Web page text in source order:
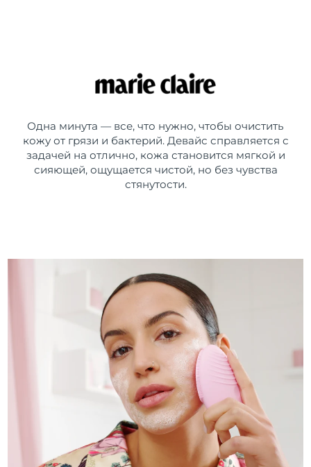
Одна минута — все, что нужно, чтобы очистить
кожу от грязи и бактерий. Девайс справляется с
задачей на отлично, кожа становится мягкой и
сияющей, ощущается чистой, но без чувства
стянутости.